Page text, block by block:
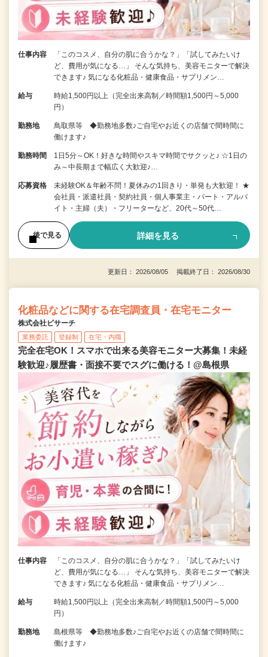
仕事内容
「このコスメ、自分の肌に合うかな？」「試してみたいけ
ど、費用が気になる…」 そんな気持ち、美容モニターで解決
できます♪ 気になる化粧品・健康食品・サプリメン…
給与
時給1,500円以上（完全出来高制／時間額1,500円～5,000
円）
勤務地
鳥取県等 ◆勤務地多数♪ご自宅やお近くの店舗で間時間に
働けます♪
勤務時間
1日5分～OK！好きな時間やスキマ時間でサクッと♪ ☆1日の
み～中長期まで幅広く大歓迎♪…
応募資格
未経験OK＆年齢不問！夏休みの1回きり・単発も大歓迎！ ★
会社員・派遣社員・契約社員・個人事業主・パート・アルバ
イト・主婦（夫）・フリーターなど、20代～50代…
後で見る 詳細を見る
更新日： 2026/08/05 掲載終了日： 2026/08/30
化粧品などに関する在宅調査員・在宅モニター
株式会社ビサーチ
業務委託 登録制 在宅・内職
完全在宅OK！スマホで出来る美容モニター大募集！未経
験歓迎♪履歴書・面接不要でスグに働ける！@島根県
仕事内容
「このコスメ、自分の肌に合うかな？」「試してみたいけ
ど、費用が気になる…」 そんな気持ち、美容モニターで解決
できます♪ 気になる化粧品・健康食品・サプリメン…
給与
時給1,500円以上（完全出来高制／時間額1,500円～5,000
円）
勤務地
島根県等 ◆勤務地多数♪ご自宅やお近くの店舗で間時間に
働けます♪